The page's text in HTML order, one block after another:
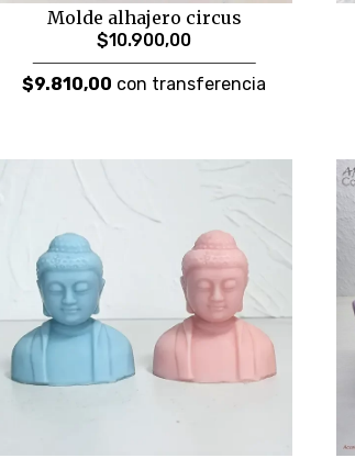
Molde alhajero circus
$10.900,00
$9.810,00 con transferencia